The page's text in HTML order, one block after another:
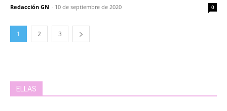
Redacción GN - 10 de septiembre de 2020 0
1 2 3
ELLAS